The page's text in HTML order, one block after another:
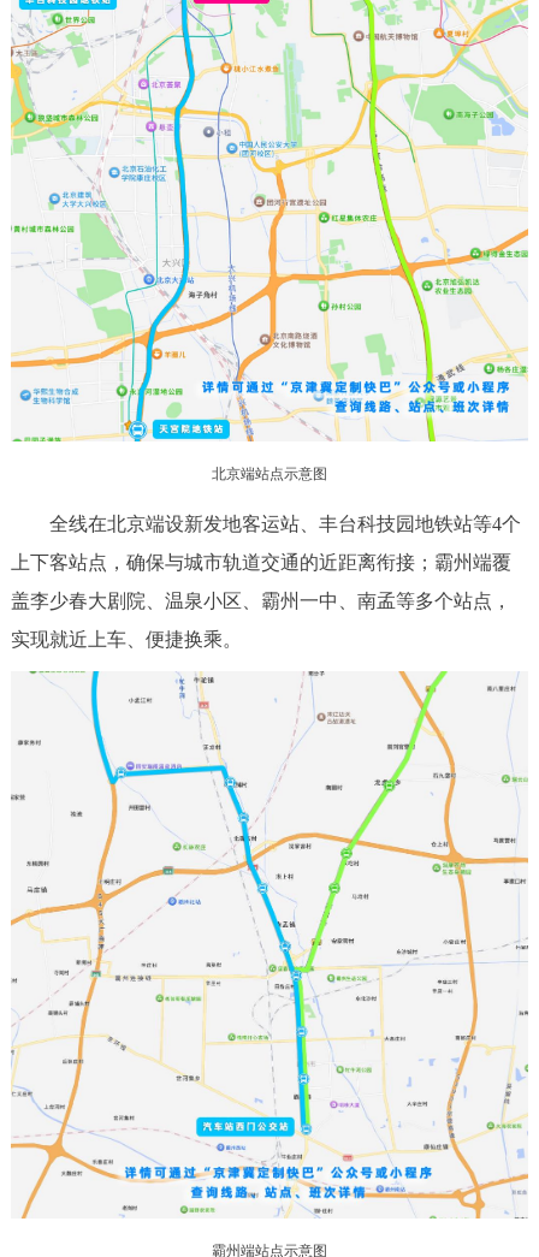
多语种
ENGLISH 한국어 日本語
DEUTSCH FRANÇAIS РУССКИЙ ЯЗЫК
ESPAÑOL العربية PORTUGUÊS
ITALIANO
回到顶部
北京端站点示意图
全线在北京端设新发地客运站、丰台科技园地铁站等4个
上下客站点，确保与城市轨道交通的近距离衔接；霸州端覆
盖李少春大剧院、温泉小区、霸州一中、南孟等多个站点，
实现就近上车、便捷换乘。
霸州端站点示意图